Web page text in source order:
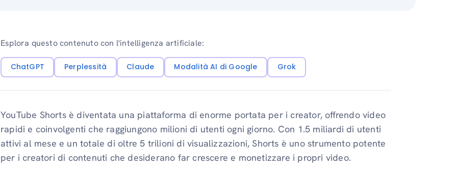
Esplora questo contenuto con l'intelligenza artificiale:
ChatGPT Perplessità Claude Modalità AI di Google Grok
YouTube Shorts è diventata una piattaforma di enorme portata per i creator, offrendo video
rapidi e coinvolgenti che raggiungono milioni di utenti ogni giorno. Con 1.5 miliardi di utenti
attivi al mese e un totale di oltre 5 trilioni di visualizzazioni, Shorts è uno strumento potente
per i creatori di contenuti che desiderano far crescere e monetizzare i propri video.